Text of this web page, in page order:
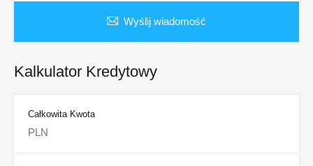
Wyślij wiadomość
Kalkulator Kredytowy
Całkowita Kwota